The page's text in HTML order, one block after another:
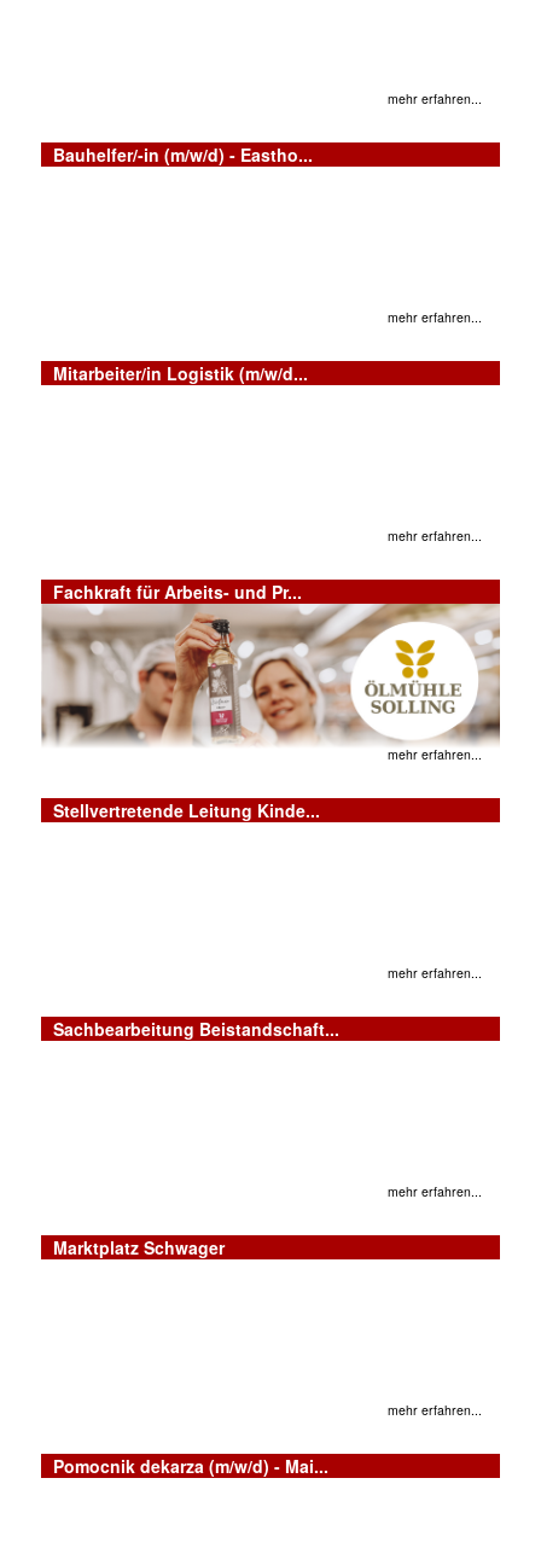
mehr erfahren...
Bauhelfer/-in (m/w/d) - Eastho...
mehr erfahren...
Mitarbeiter/in Logistik (m/w/d...
mehr erfahren...
Fachkraft für Arbeits- und Pr...
mehr erfahren...
Stellvertretende Leitung Kinde...
mehr erfahren...
Sachbearbeitung Beistandschaft...
mehr erfahren...
Marktplatz Schwager
mehr erfahren...
Pomocnik dekarza (m/w/d) - Mai...